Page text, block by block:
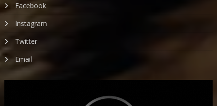
Facebook
Instagram
Twitter
Email